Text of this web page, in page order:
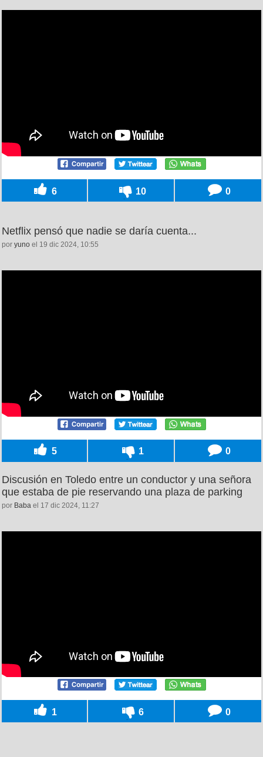
6 10 0
Netflix pensó que nadie se daría cuenta...
por yuno el 19 dic 2024, 10:55
5 1 0
Discusión en Toledo entre un conductor y una señora
que estaba de pie reservando una plaza de parking
por Baba el 17 dic 2024, 11:27
1 6 0